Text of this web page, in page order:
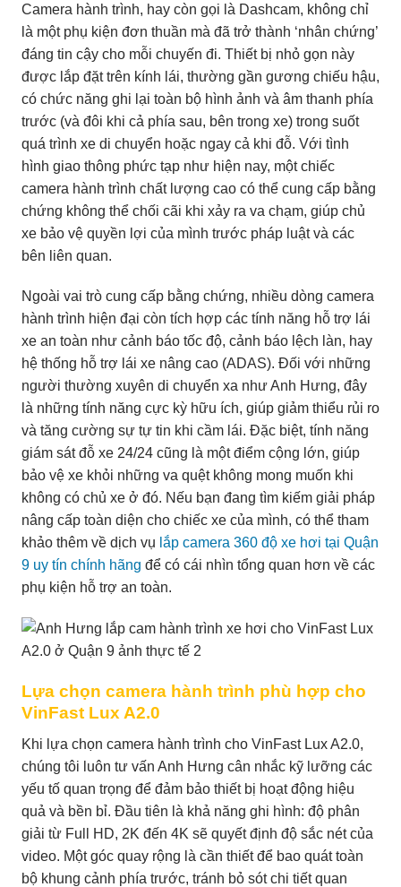
Camera hành trình, hay còn gọi là Dashcam, không chỉ
là một phụ kiện đơn thuần mà đã trở thành ‘nhân chứng’
đáng tin cậy cho mỗi chuyến đi. Thiết bị nhỏ gọn này
được lắp đặt trên kính lái, thường gần gương chiếu hậu,
có chức năng ghi lại toàn bộ hình ảnh và âm thanh phía
trước (và đôi khi cả phía sau, bên trong xe) trong suốt
quá trình xe di chuyển hoặc ngay cả khi đỗ. Với tình
hình giao thông phức tạp như hiện nay, một chiếc
camera hành trình chất lượng cao có thể cung cấp bằng
chứng không thể chối cãi khi xảy ra va chạm, giúp chủ
xe bảo vệ quyền lợi của mình trước pháp luật và các
bên liên quan.
Ngoài vai trò cung cấp bằng chứng, nhiều dòng camera
hành trình hiện đại còn tích hợp các tính năng hỗ trợ lái
xe an toàn như cảnh báo tốc độ, cảnh báo lệch làn, hay
hệ thống hỗ trợ lái xe nâng cao (ADAS). Đối với những
người thường xuyên di chuyển xa như Anh Hưng, đây
là những tính năng cực kỳ hữu ích, giúp giảm thiểu rủi ro
và tăng cường sự tự tin khi cầm lái. Đặc biệt, tính năng
giám sát đỗ xe 24/24 cũng là một điểm cộng lớn, giúp
bảo vệ xe khỏi những va quệt không mong muốn khi
không có chủ xe ở đó. Nếu bạn đang tìm kiếm giải pháp
nâng cấp toàn diện cho chiếc xe của mình, có thể tham
khảo thêm về dịch vụ lắp camera 360 độ xe hơi tại Quận
9 uy tín chính hãng để có cái nhìn tổng quan hơn về các
phụ kiện hỗ trợ an toàn.
Lựa chọn camera hành trình phù hợp cho
VinFast Lux A2.0
Khi lựa chọn camera hành trình cho VinFast Lux A2.0,
chúng tôi luôn tư vấn Anh Hưng cân nhắc kỹ lưỡng các
yếu tố quan trọng để đảm bảo thiết bị hoạt động hiệu
quả và bền bỉ. Đầu tiên là khả năng ghi hình: độ phân
giải từ Full HD, 2K đến 4K sẽ quyết định độ sắc nét của
video. Một góc quay rộng là cần thiết để bao quát toàn
bộ khung cảnh phía trước, tránh bỏ sót chi tiết quan